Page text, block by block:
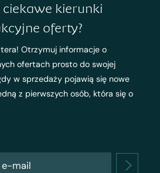
ciekawe kierunki
oferty?
Otrzymuj informacje o
ofertach prosto do swojej
w sprzedaży pojawią się nowe
z pierwszych osób, która się o